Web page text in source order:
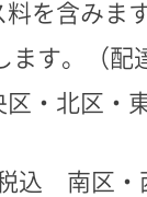
を含みま
ます。（配
・北区・
込 南区・